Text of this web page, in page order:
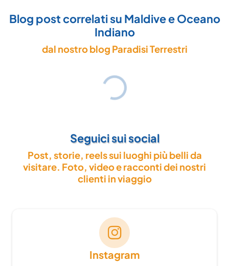
Blog post correlati su Maldive e Oceano
Indiano
dal nostro blog Paradisi Terrestri
Seguici sui social
Post, storie, reels sui luoghi più belli da
visitare. Foto, video e racconti dei nostri
clienti in viaggio
Instagram